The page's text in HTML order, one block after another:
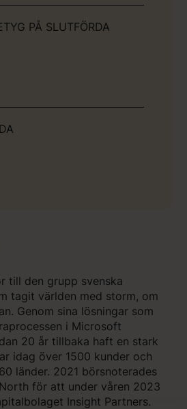
PÅ SLUTFÖRDA
till den grupp svenska
tagit världen med storm, om
Genom sina lösningar som
i Microsoft
20 år tillbaka haft en stark
idag över 1500 kunder och
länder. 2021 börsnoterades
för att under våren 2023
Insight Partners.